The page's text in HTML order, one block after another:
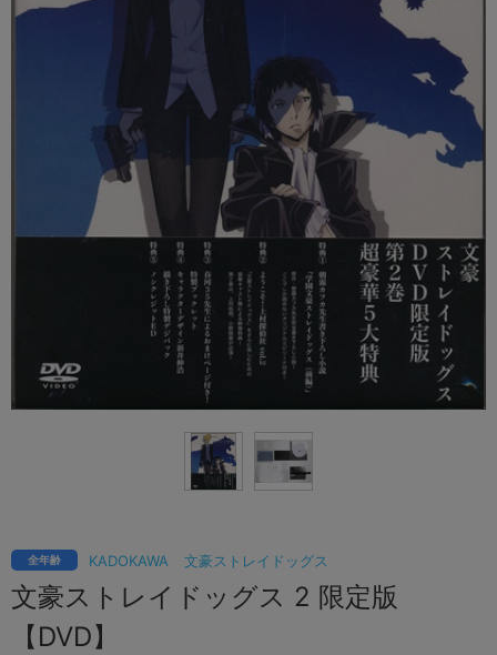
KADOKAWA 文豪ストレイドッグス
全年齢
文豪ストレイドッグス 2 限定版
【DVD】